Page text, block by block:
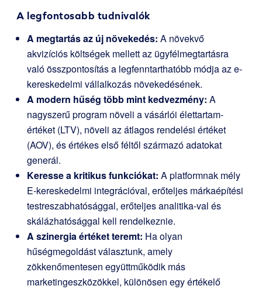
A legfontosabb tudnivalók
A megtartás az új növekedés: A növekvő
akvizíciós költségek mellett az ügyfélmegtartásra
való összpontosítás a legfenntarthatóbb módja az e-
kereskedelmi vállalkozás növekedésének.
A modern hűség több mint kedvezmény: A
nagyszerű program növeli a vásárlói élettartam-
értéket (LTV), növeli az átlagos rendelési értéket
(AOV), és értékes első féltől származó adatokat
generál.
Keresse a kritikus funkciókat: A platformnak mély
E-kereskedelmi integrációval, erőteljes márkaépítési
testreszabhatósággal, erőteljes analitika-val és
skálázhatósággal kell rendelkeznie.
A szinergia értéket teremt: Ha olyan
hűségmegoldást választunk, amely
zökkenőmentesen együttműködik más
marketingeszközökkel, különösen egy értékelő